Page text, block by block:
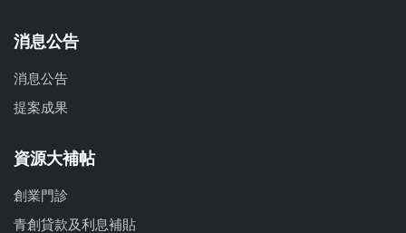
消息公告
消息公告
提案成果
資源大補帖
創業門診
青創貸款及利息補貼